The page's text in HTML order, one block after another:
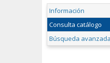
Información
Consulta catálogo
Búsqueda avanzada